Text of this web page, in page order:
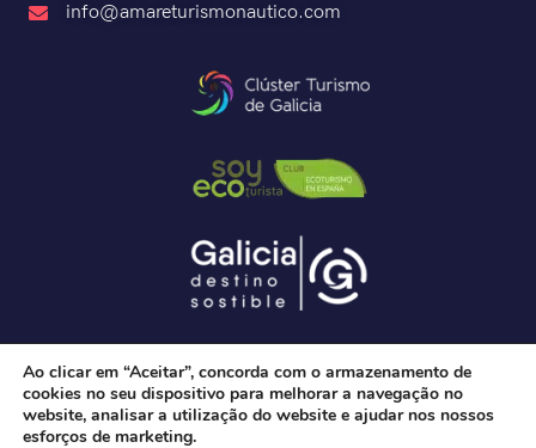
info@amareturismonautico.com
Ao clicar em “Aceitar”, concorda com o armazenamento de
cookies no seu dispositivo para melhorar a navegação no
website, analisar a utilização do website e ajudar nos nossos
esforços de marketing.